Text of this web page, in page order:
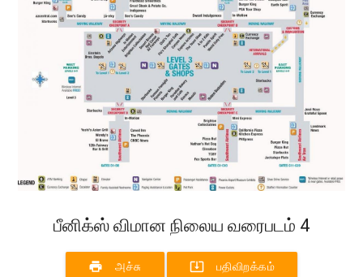
பீனிக்ஸ் விமான நிலைய வரைபடம் 4
print அச்சு system_update_alt பதிவிறக்கம்